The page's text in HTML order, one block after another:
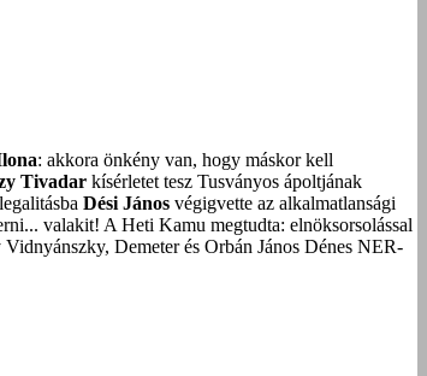
: akkora önkény van, hogy máskor kell
Tivadar kísérletet tesz Tusványos ápoltjának
Dési János végigvette az alkalmatlansági
valakit! A Heti Kamu megtudta: elnöksorsolással
Demeter és Orbán János Dénes NER-